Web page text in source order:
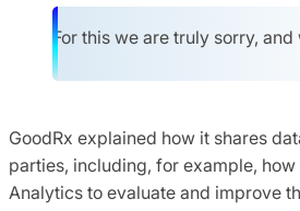
For this we are truly sorry,
GoodRx explained how it shares
parties, including, for example, how
Analytics to evaluate and improve